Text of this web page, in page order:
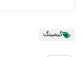
گیمینگ